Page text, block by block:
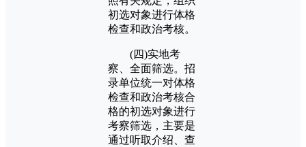
初选对象进行体格
检查和政治考核。
(四)实地考
察、全面筛选。招
录单位统一对体格
检查和政治考核合
格的初选对象进行
考察筛选，主要是
通过听取介绍、查